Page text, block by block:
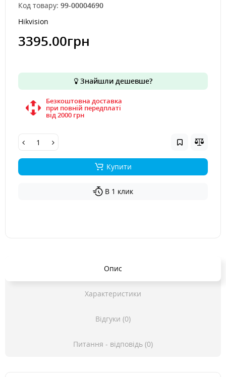
Код товару: 99-00004690
Hikvision
3395.00грн
Знайшли дешевше?
Безкоштовна доставка
при повній передплаті
вiд 2000 грн
Купити
В 1 клик
Опис
Характеристики
Відгуки (0)
Питання - відповідь (0)